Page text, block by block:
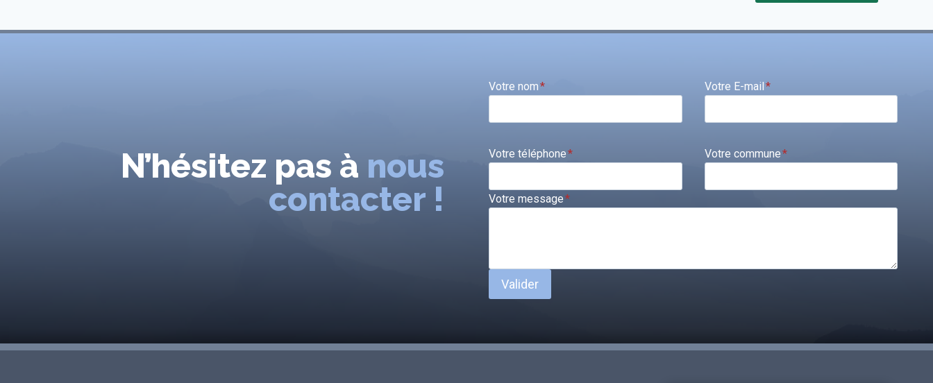
N’hésitez pas à nous
contacter !
Votre nom* Votre E-mail*
Votre téléphone* Votre commune*
Votre message*
Valider